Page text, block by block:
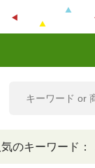
気のキーワード：